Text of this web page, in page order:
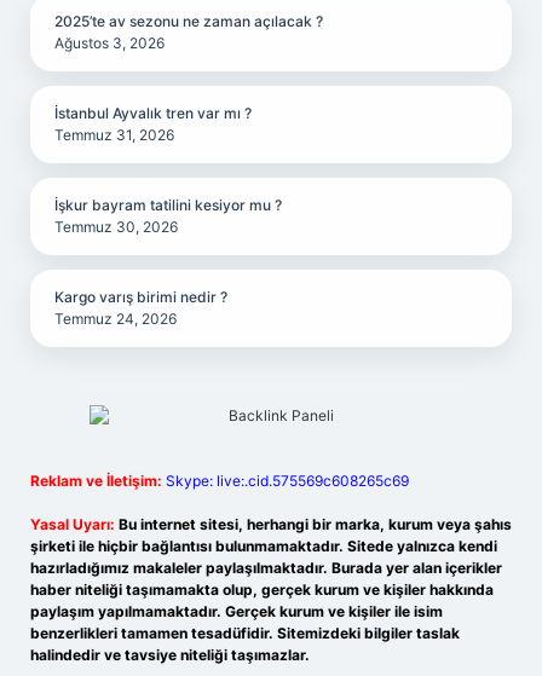
2025’te av sezonu ne zaman açılacak ?
Ağustos 3, 2026
İstanbul Ayvalık tren var mı ?
Temmuz 31, 2026
İşkur bayram tatilini kesiyor mu ?
Temmuz 30, 2026
Kargo varış birimi nedir ?
Temmuz 24, 2026
Reklam ve İletişim: Skype: live:.cid.575569c608265c69
Yasal Uyarı: Bu internet sitesi, herhangi bir marka, kurum veya şahıs
şirketi ile hiçbir bağlantısı bulunmamaktadır. Sitede yalnızca kendi
hazırladığımız makaleler paylaşılmaktadır. Burada yer alan içerikler
haber niteliği taşımamakta olup, gerçek kurum ve kişiler hakkında
paylaşım yapılmamaktadır. Gerçek kurum ve kişiler ile isim
benzerlikleri tamamen tesadüfidir. Sitemizdeki bilgiler taslak
halindedir ve tavsiye niteliği taşımazlar.